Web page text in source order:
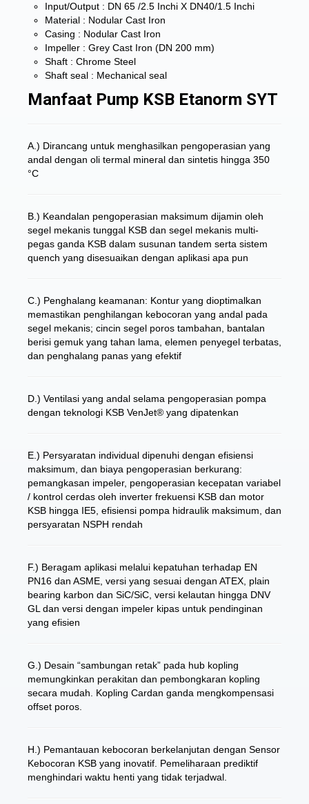
Input/Output : DN 65 /2.5 Inchi X DN40/1.5 Inchi
Material : Nodular Cast Iron
Casing : Nodular Cast Iron
Impeller : Grey Cast Iron (DN 200 mm)
Shaft : Chrome Steel
Shaft seal : Mechanical seal
Manfaat Pump KSB Etanorm SYT
A.) Dirancang untuk menghasilkan pengoperasian yang
andal dengan oli termal mineral dan sintetis hingga 350
°C
B.) Keandalan pengoperasian maksimum dijamin oleh
segel mekanis tunggal KSB dan segel mekanis multi-
pegas ganda KSB dalam susunan tandem serta sistem
quench yang disesuaikan dengan aplikasi apa pun
C.) Penghalang keamanan: Kontur yang dioptimalkan
memastikan penghilangan kebocoran yang andal pada
segel mekanis; cincin segel poros tambahan, bantalan
berisi gemuk yang tahan lama, elemen penyegel terbatas,
dan penghalang panas yang efektif
D.) Ventilasi yang andal selama pengoperasian pompa
dengan teknologi KSB VenJet® yang dipatenkan
E.) Persyaratan individual dipenuhi dengan efisiensi
maksimum, dan biaya pengoperasian berkurang:
pemangkasan impeler, pengoperasian kecepatan variabel
/ kontrol cerdas oleh inverter frekuensi KSB dan motor
KSB hingga IE5, efisiensi pompa hidraulik maksimum, dan
persyaratan NSPH rendah
F.) Beragam aplikasi melalui kepatuhan terhadap EN
PN16 dan ASME, versi yang sesuai dengan ATEX, plain
bearing karbon dan SiC/SiC, versi kelautan hingga DNV
GL dan versi dengan impeler kipas untuk pendinginan
yang efisien
G.) Desain “sambungan retak” pada hub kopling
memungkinkan perakitan dan pembongkaran kopling
secara mudah. Kopling Cardan ganda mengkompensasi
offset poros.
H.) Pemantauan kebocoran berkelanjutan dengan Sensor
Kebocoran KSB yang inovatif. Pemeliharaan prediktif
menghindari waktu henti yang tidak terjadwal.